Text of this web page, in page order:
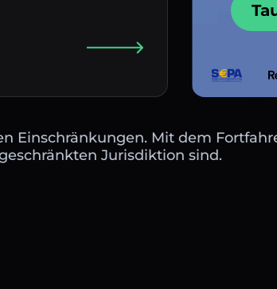
Mit dem
Jurisdiktion sind.